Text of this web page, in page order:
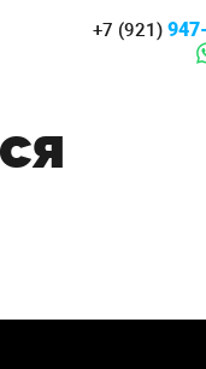
+7 (921)